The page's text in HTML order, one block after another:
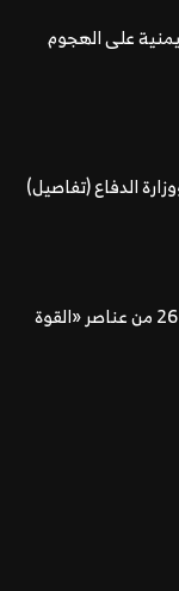
على الهجوم
الدفاع (تفاصيل)
بعد يومين من الانفجار.. الحوثيون ينتشلون جثث 26 من عناصر «القوة